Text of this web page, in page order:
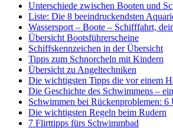
Unterschiede zwischen Booten und
Liste: Die 8 beeindruckendsten
Wassersport – Boote – Schifffahrt,
Übersicht Bootsführerscheine
Schiffskennzeichen in der Übersicht
Tipps zum Schnorcheln mit Kindern
Übersicht zu Angeltechniken
Die wichtigsten Tipps die vor einem
Die Geschichte des Schwimmens –
Schwimmen bei Rückenproblemen: 6
Die wichtigsten Regeln beim Rudern
7 Flirttipps fürs Schwimmbad